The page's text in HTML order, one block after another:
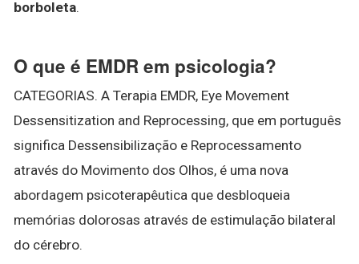
borboleta.
O que é EMDR em psicologia?
CATEGORIAS. A Terapia EMDR, Eye Movement
Dessensitization and Reprocessing, que em português
significa Dessensibilização e Reprocessamento
através do Movimento dos Olhos, é uma nova
abordagem psicoterapêutica que desbloqueia
memórias dolorosas através de estimulação bilateral
do cérebro.